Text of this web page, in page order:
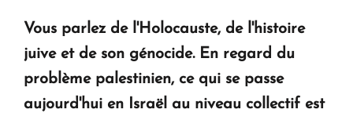
Vous parlez de l'Holocauste, de l'histoire
juive et de son génocide. En regard du
problème palestinien, ce qui se passe
aujourd'hui en Israël au niveau collectif est